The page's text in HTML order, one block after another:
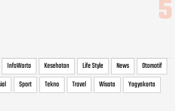
InfoWarta Kesehatan Life Style News
Otomotif
Sport Tekno Travel Wisata Yogyakarta